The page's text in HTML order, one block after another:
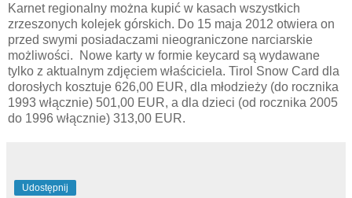
Karnet regionalny można kupić w kasach wszystkich
zrzeszonych kolejek górskich. Do 15 maja 2012 otwiera on
przed swymi posiadaczami nieograniczone narciarskie
możliwości. Nowe karty w formie keycard są wydawane
tylko z aktualnym zdjęciem właściciela. Tirol Snow Card dla
dorosłych kosztuje 626,00 EUR, dla młodzieży (do rocznika
1993 włącznie) 501,00 EUR, a dla dzieci (od rocznika 2005
do 1996 włącznie) 313,00 EUR.
Udostępnij